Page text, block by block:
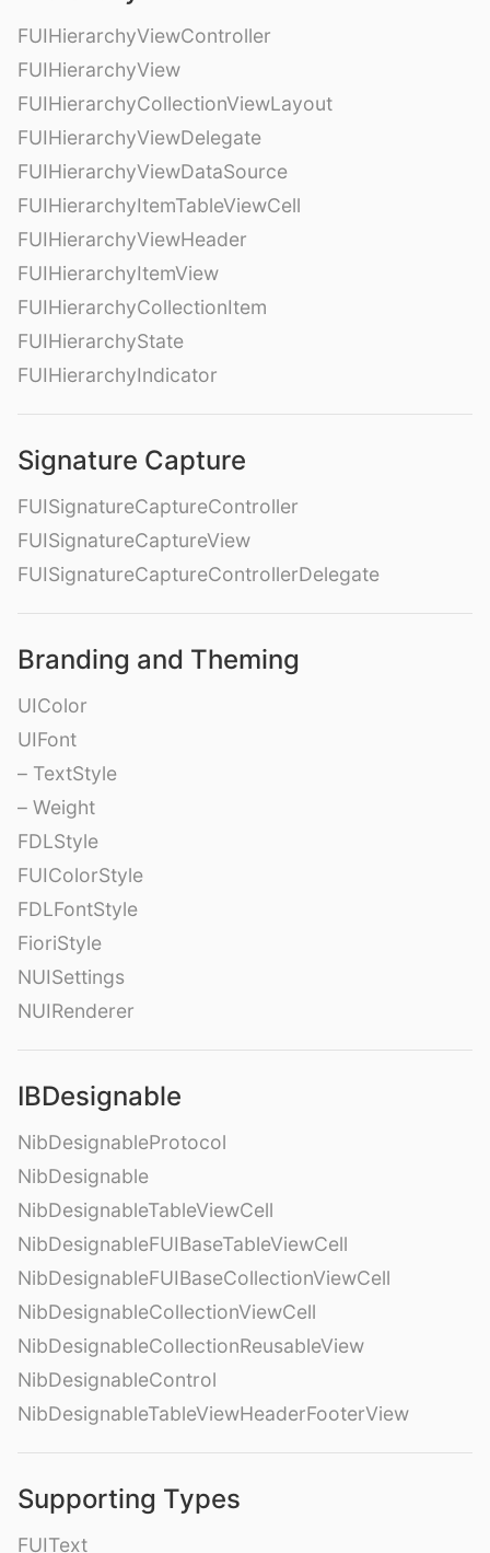
FUIHierarchyViewController
FUIHierarchyView
FUIHierarchyCollectionViewLayout
FUIHierarchyViewDelegate
FUIHierarchyViewDataSource
FUIHierarchyItemTableViewCell
FUIHierarchyViewHeader
FUIHierarchyItemView
FUIHierarchyCollectionItem
FUIHierarchyState
FUIHierarchyIndicator
Signature Capture
FUISignatureCaptureController
FUISignatureCaptureView
FUISignatureCaptureControllerDelegate
Branding and Theming
UIColor
UIFont
– TextStyle
– Weight
FDLStyle
FUIColorStyle
FDLFontStyle
FioriStyle
NUISettings
NUIRenderer
IBDesignable
NibDesignableProtocol
NibDesignable
NibDesignableTableViewCell
NibDesignableFUIBaseTableViewCell
NibDesignableFUIBaseCollectionViewCell
NibDesignableCollectionViewCell
NibDesignableCollectionReusableView
NibDesignableControl
NibDesignableTableViewHeaderFooterView
Supporting Types
FUIText